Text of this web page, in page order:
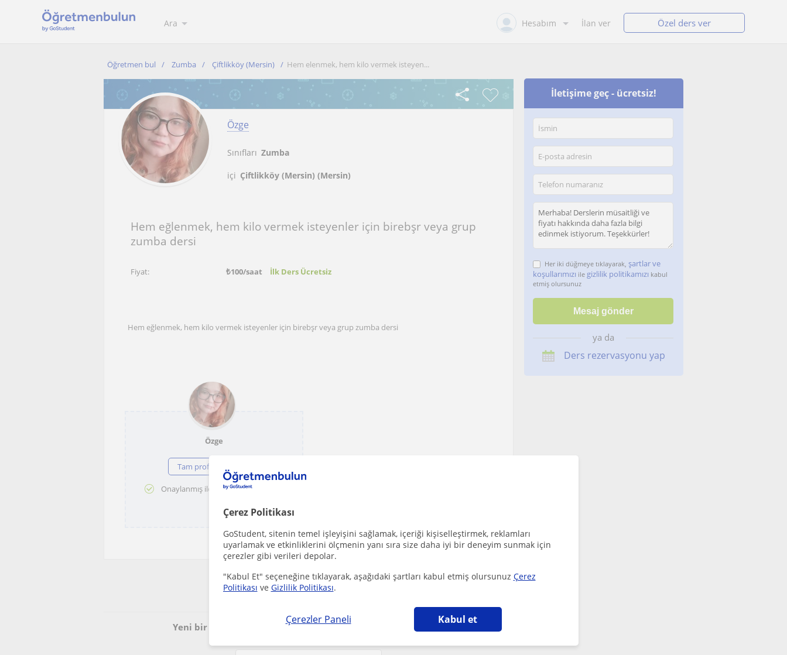
Çerez Politikası
GoStudent, sitenin temel işleyişini sağlamak, içeriği kişiselleştirmek, reklamları
uyarlamak ve etkinliklerini ölçmenin yanı sıra size daha iyi bir deneyim sunmak için
çerezler gibi verileri depolar.
"Kabul Et" seçeneğine tıklayarak, aşağıdaki şartları kabul etmiş olursunuz Çerez
Politikası ve Gizlilik Politikası.
Çerezler Paneli Kabul et
Ara Hesabım İlan ver Özel ders ver
Öğretmen bul Zumba Çiftlikköy (Mersin) Hem elenmek, hem kilo vermek isteyen...
Özge
Sınıfları Zumba
içi Çiftlikköy (Mersin) (Mersin)
Hem eğlenmek, hem kilo vermek isteyenler için birebşr veya grup
zumba dersi
Fiyat: ₺100/saat İlk Ders Ücretsiz
Hem eğlenmek, hem kilo vermek isteyenler için birebşr veya grup zumba dersi
Özge
Tam profili görüntüle
Onaylanmış iletişim bilgileri
Ücretsiz e-posta bildirimleri
Yeni bir Zumba öğretmeni Mersinkaydolduğunda bir e-posta al.
İletişime geç - ücretsiz!
Her iki düğmeye tıklayarak, şartlar ve
koşullarımızı ile gizlilik politikamızı kabul
etmiş olursunuz
ya da
Ders rezervasyonu yap